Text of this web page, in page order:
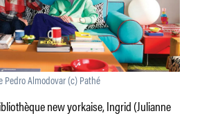
Pedro Almodovar (c) Pathé
new yorkaise, Ingrid (Julianne